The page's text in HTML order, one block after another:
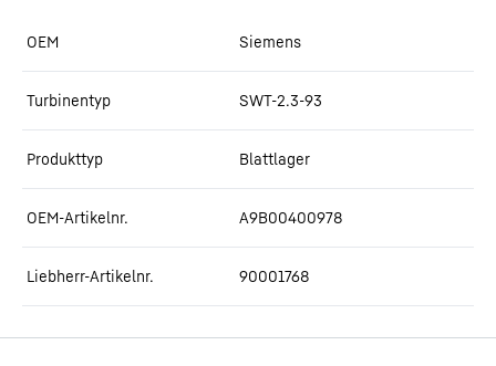
OEM Siemens
Turbinentyp SWT-2.3-93
Produkttyp Blattlager
OEM-Artikelnr. A9B00400978
Liebherr-Artikelnr. 90001768